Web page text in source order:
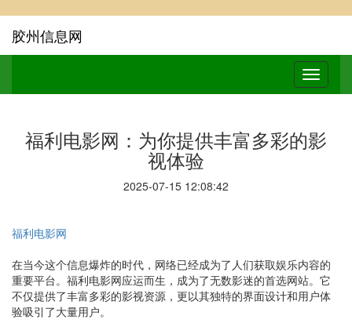
胶州信息网
福利电影网：为你提供丰富多彩的影
视体验
2025-07-15 12:08:42
福利电影网
在当今这个信息爆炸的时代，网络已经成为了人们获取娱乐内容的
重要平台。福利电影网应运而生，成为了无数影迷的首选网站。它
不仅提供了丰富多彩的影视资源，更以其独特的界面设计和用户体
验吸引了大量用户。